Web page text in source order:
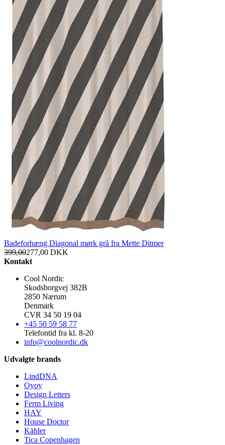
Badeforhæng Diagonal mørk grå fra Mette Ditmer
399,00277,00 DKK
Kontakt
Cool Nordic
Skodsborgvej 382B
2850 Nærum
Denmark
CVR 34 50 19 04
+45 50 59 58 77
Telefontid fra kl. 8-20
info@coolnordic.dk
Udvalgte brands
LindDNA
Oyoy
Design Letters
Ferm Living
HAY
House Doctor
Kähler
Tica Copenhagen